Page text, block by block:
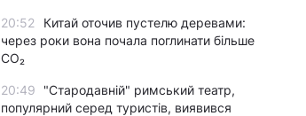
20:52
Китай оточив пустелю деревами:
через роки вона почала поглинати більше
CO₂
20:49
"Стародавній" римський театр,
популярний серед туристів, виявився